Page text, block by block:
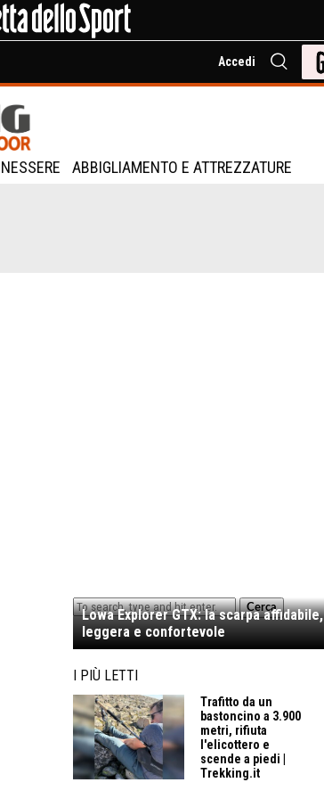
Accedi
ABBIGLIAMENTO E ATTREZZATURE
Cerca
Lowa Explorer GTX: la scarpa affidabile,
leggera e confortevole
I PIÙ LETTI
Trafitto da un
bastoncino a 3.900
metri, rifiuta
l'elicottero e
scende a piedi |
Trekking.it